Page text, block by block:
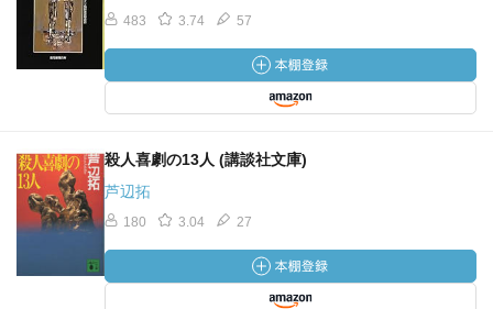
483 3.74 57
殺人喜劇の13人 (講談社文庫)
芦辺拓
180 3.04 27